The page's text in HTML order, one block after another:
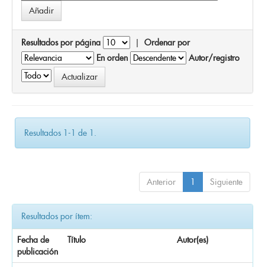
Resultados por página | Ordenar por
En orden
Autor/registro
Resultados 1-1 de 1.
Anterior 1 Siguiente
Resultados por ítem:
Fecha de
publicación
Título Autor(es)